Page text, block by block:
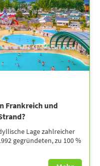
Frankreich und
Lage zahlreicher
gegründeten, zu 100 %